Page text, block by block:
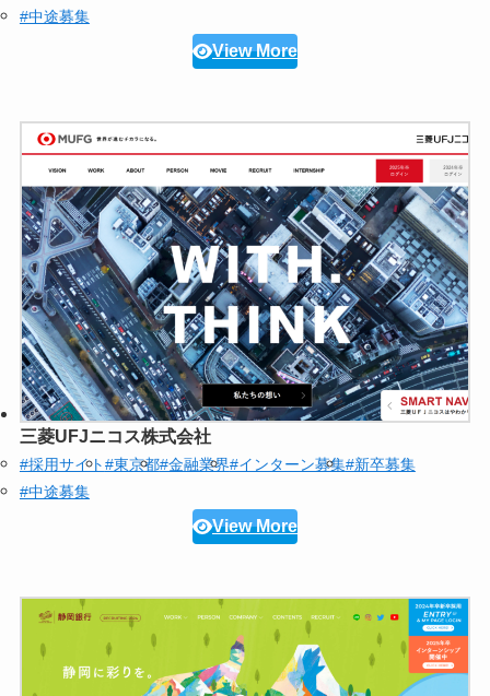
#中途募集
View More
三菱UFJニコス株式会社
#採用サイト#東京都#金融業界#インターン募集#新卒募集
#中途募集
View More